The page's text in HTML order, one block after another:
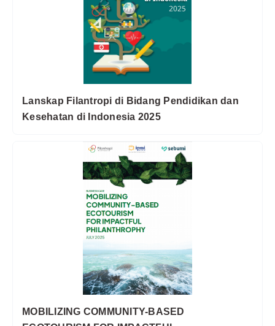
Lanskap Filantropi di Bidang Pendidikan dan
Kesehatan di Indonesia 2025
MOBILIZING COMMUNITY-BASED